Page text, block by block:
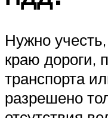
Нужно
краю дороги,
транспорта
разрешено